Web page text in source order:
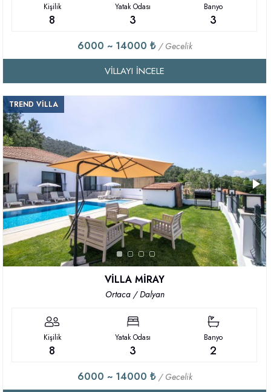
Kişilik
8
Yatak Odası
3
Banyo
3
6000 ~ 14000 ₺ / Gecelik
VILLAYI İNCELE
TREND VİLLA
VİLLA MİRAY
Ortaca / Dalyan
Kişilik
8
Yatak Odası
3
Banyo
2
6000 ~ 14000 ₺ / Gecelik